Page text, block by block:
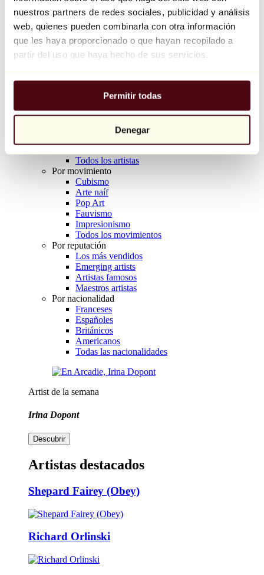
nuestros partners de redes sociales, publicidad y análisis
web, quienes pueden combinarla con otra información
que les haya proporcionado o que hayan recopilado a
partir del uso que haya hecho de sus servicios.
Permitir todas
Denegar
Balloon Dog (Orange)
Jeff Koons
10.000 €
Explorar
Todos los escultores
Todos los fotógrafos
Todos los artistas
Por movimiento
Cubismo
Arte naíf
Pop Art
Fauvismo
Impresionismo
Todos los movimientos
Por reputación
Los más vendidos
Emerging artists
Artistas famosos
Maestros artistas
Por nacionalidad
Franceses
Españoles
Británicos
Americanos
Todas las nacionalidades
Artist de la semana
Irina Dopont
Descubrir
Artistas destacados
Shepard Fairey (Obey)
Richard Orlinski